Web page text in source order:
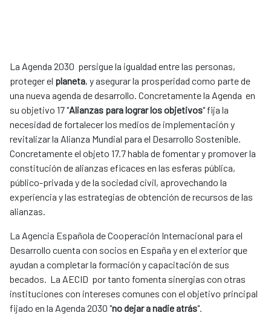
La Agenda 2030 persigue la igualdad entre las personas,
proteger el planeta, y asegurar la prosperidad como parte de
una nueva agenda de desarrollo. Concretamente la Agenda en
su objetivo 17 "Alianzas para lograr los objetivos" fija la
necesidad de fortalecer los medios de implementación y
revitalizar la Alianza Mundial para el Desarrollo Sostenible.
Concretamente el objeto 17.7 habla de fomentar y promover la
constitución de alianzas eficaces en las esferas pública,
público-privada y de la sociedad civil, aprovechando la
experiencia y las estrategias de obtención de recursos de las
alianzas.
La Agencia Española de Cooperación Internacional para el
Desarrollo cuenta con socios en España y en el exterior que
ayudan a completar la formación y capacitación de sus
becados. La AECID por tanto fomenta sinergias con otras
instituciones con intereses comunes con el objetivo principal
fijado en la Agenda 2030 "no dejar a nadie atrás".